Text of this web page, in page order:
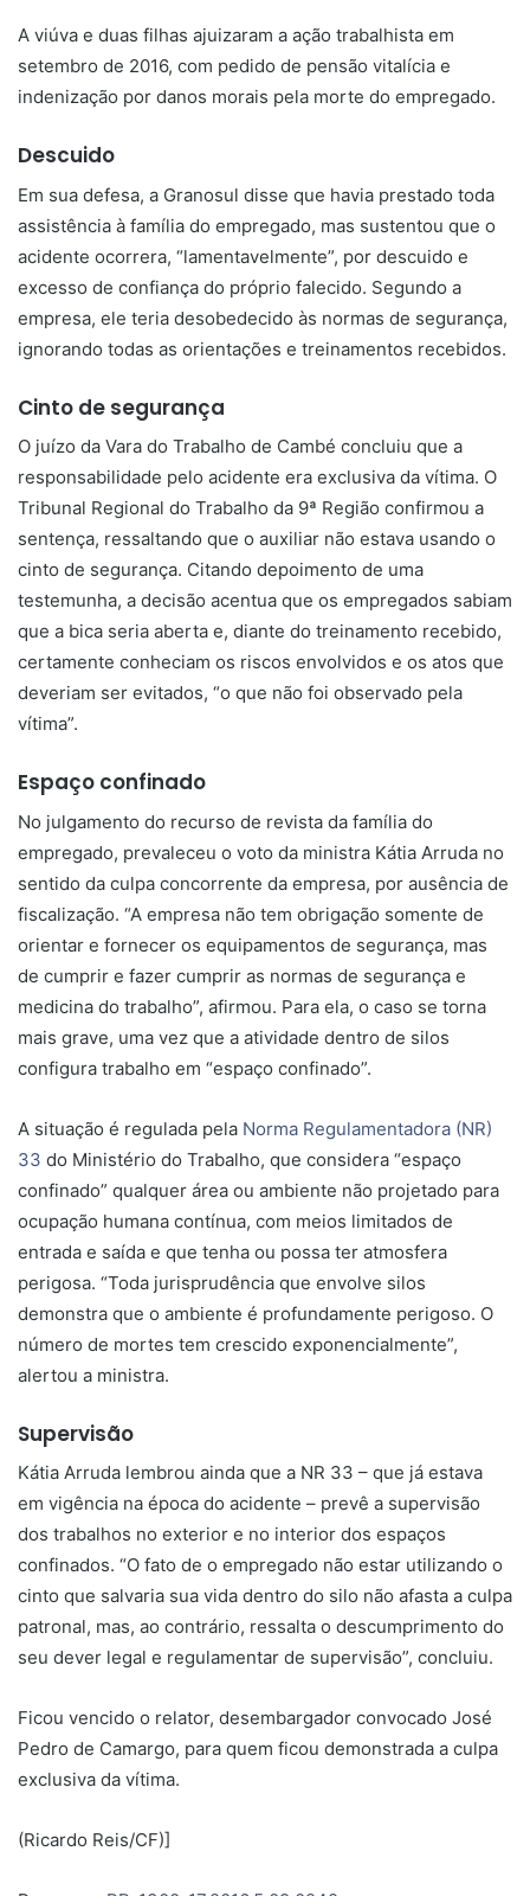
A viúva e duas filhas ajuizaram a ação trabalhista em
setembro de 2016, com pedido de pensão vitalícia e
indenização por danos morais pela morte do empregado.
Descuido
Em sua defesa, a Granosul disse que havia prestado toda
assistência à família do empregado, mas sustentou que o
acidente ocorrera, “lamentavelmente”, por descuido e
excesso de confiança do próprio falecido. Segundo a
empresa, ele teria desobedecido às normas de segurança,
ignorando todas as orientações e treinamentos recebidos.
Cinto de segurança
O juízo da Vara do Trabalho de Cambé concluiu que a
responsabilidade pelo acidente era exclusiva da vítima. O
Tribunal Regional do Trabalho da 9ª Região confirmou a
sentença, ressaltando que o auxiliar não estava usando o
cinto de segurança. Citando depoimento de uma
testemunha, a decisão acentua que os empregados sabiam
que a bica seria aberta e, diante do treinamento recebido,
certamente conheciam os riscos envolvidos e os atos que
deveriam ser evitados, “o que não foi observado pela
vítima”.
Espaço confinado
No julgamento do recurso de revista da família do
empregado, prevaleceu o voto da ministra Kátia Arruda no
sentido da culpa concorrente da empresa, por ausência de
fiscalização. “A empresa não tem obrigação somente de
orientar e fornecer os equipamentos de segurança, mas
de cumprir e fazer cumprir as normas de segurança e
medicina do trabalho”, afirmou. Para ela, o caso se torna
mais grave, uma vez que a atividade dentro de silos
configura trabalho em “espaço confinado”.
A situação é regulada pela Norma Regulamentadora (NR)
33 do Ministério do Trabalho, que considera “espaço
confinado” qualquer área ou ambiente não projetado para
ocupação humana contínua, com meios limitados de
entrada e saída e que tenha ou possa ter atmosfera
perigosa. “Toda jurisprudência que envolve silos
demonstra que o ambiente é profundamente perigoso. O
número de mortes tem crescido exponencialmente”,
alertou a ministra.
Supervisão
Kátia Arruda lembrou ainda que a NR 33 – que já estava
em vigência na época do acidente – prevê a supervisão
dos trabalhos no exterior e no interior dos espaços
confinados. “O fato de o empregado não estar utilizando o
cinto que salvaria sua vida dentro do silo não afasta a culpa
patronal, mas, ao contrário, ressalta o descumprimento do
seu dever legal e regulamentar de supervisão”, concluiu.
Ficou vencido o relator, desembargador convocado José
Pedro de Camargo, para quem ficou demonstrada a culpa
exclusiva da vítima.
(Ricardo Reis/CF)]